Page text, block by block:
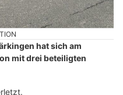
hat sich am
mit drei beteiligten